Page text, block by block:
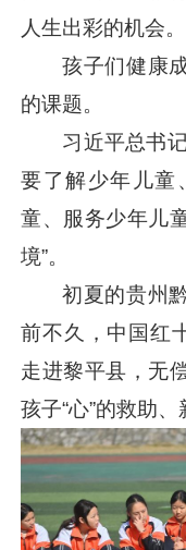
人生出彩的机会。
孩子们健康
的课题。
习近平总书
要了解少年儿童
童、服务少年儿
境”。
初夏的贵州
前不久，中国红
走进黎平县，无
孩子“心”的救助、